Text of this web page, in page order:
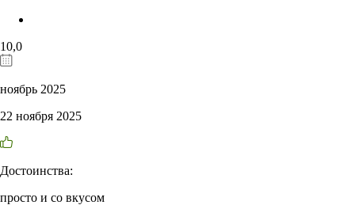
10,0
ноябрь 2025
22 ноября 2025
Достоинства:
просто и со вкусом